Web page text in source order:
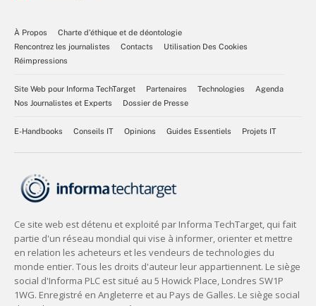
À Propos
Charte d’éthique et de déontologie
Rencontrez les journalistes
Contacts
Utilisation Des Cookies
Réimpressions
Site Web pour Informa TechTarget Partenaires Technologies
Agenda
Nos Journalistes et Experts
Dossier de Presse
E-Handbooks Conseils IT Opinions Guides Essentiels Projets IT